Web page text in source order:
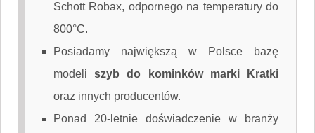
Schott Robax, odpornego na temperatury do
800°C.
Posiadamy największą w Polsce bazę
modeliszyb do kominków marki Kratki
oraz innych producentów.
Ponad 20-letnie doświadczenie w branży